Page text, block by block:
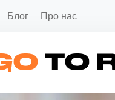
Блог Про нас